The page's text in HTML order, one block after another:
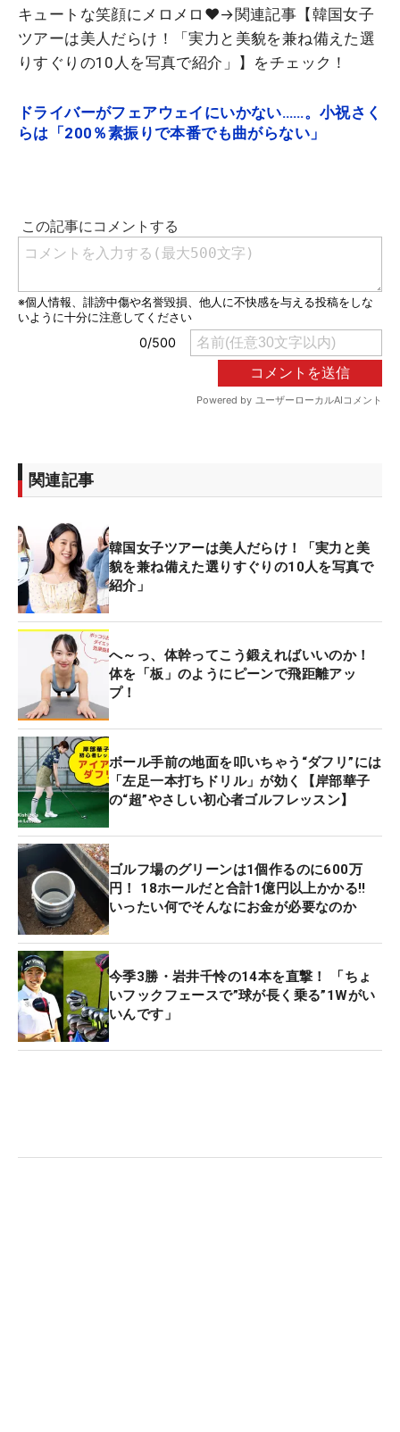
キュートな笑顔にメロメロ♥→関連記事【韓国女子
ツアーは美人だらけ！「実力と美貌を兼ね備えた選
りすぐりの10人を写真で紹介」】をチェック！
ドライバーがフェアウェイにいかない……。小祝さく
らは「200％素振りで本番でも曲がらない」
関連記事
韓国女子ツアーは美人だらけ！「実力と美
貌を兼ね備えた選りすぐりの10人を写真で
紹介」
へ～っ、体幹ってこう鍛えればいいのか！
体を「板」のようにピーンで飛距離アッ
プ！
ボール手前の地面を叩いちゃう“ダフリ”には
「左足一本打ちドリル」が効く【岸部華子
の“超”やさしい初心者ゴルフレッスン】
ゴルフ場のグリーンは1個作るのに600万
円！ 18ホールだと合計1億円以上かかる!!
いったい何でそんなにお金が必要なのか
今季3勝・岩井千怜の14本を直撃！ 「ちょ
いフックフェースで”球が長く乗る”1Wがい
いんです」